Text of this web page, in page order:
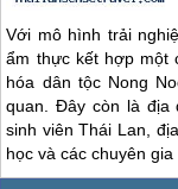
Với mô hình trải
ẩm thực kết hợp một
hóa dân tộc Nong
quan. Đây còn là địa
sinh viênThái Lan,
học và các chuyên